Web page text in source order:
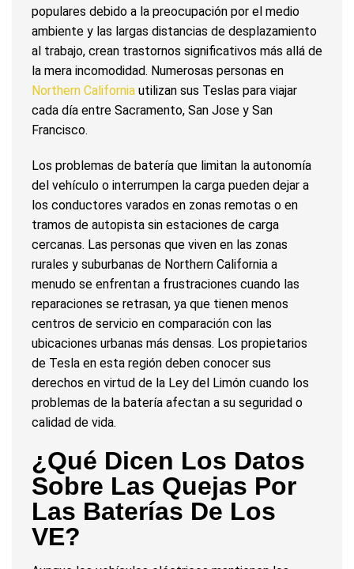
populares debido a la preocupación por el medio
ambiente y las largas distancias de desplazamiento
al trabajo, crean trastornos significativos más allá de
la mera incomodidad. Numerosas personas en
Northern California utilizan sus Teslas para viajar
cada día entre Sacramento, San Jose y San
Francisco.
Los problemas de batería que limitan la autonomía
del vehículo o interrumpen la carga pueden dejar a
los conductores varados en zonas remotas o en
tramos de autopista sin estaciones de carga
cercanas. Las personas que viven en las zonas
rurales y suburbanas de Northern California a
menudo se enfrentan a frustraciones cuando las
reparaciones se retrasan, ya que tienen menos
centros de servicio en comparación con las
ubicaciones urbanas más densas. Los propietarios
de Tesla en esta región deben conocer sus
derechos en virtud de la Ley del Limón cuando los
problemas de la batería afectan a su seguridad o
calidad de vida.
¿Qué Dicen Los Datos
Sobre Las Quejas Por
Las Baterías De Los
VE?